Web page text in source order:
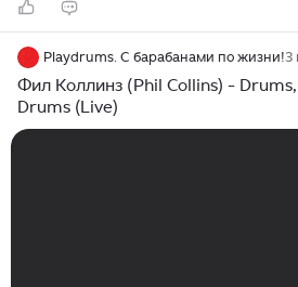
Playdrums. С барабанами по жизни!3
Фил Коллинз (Phil Collins) -
Drums (Live)